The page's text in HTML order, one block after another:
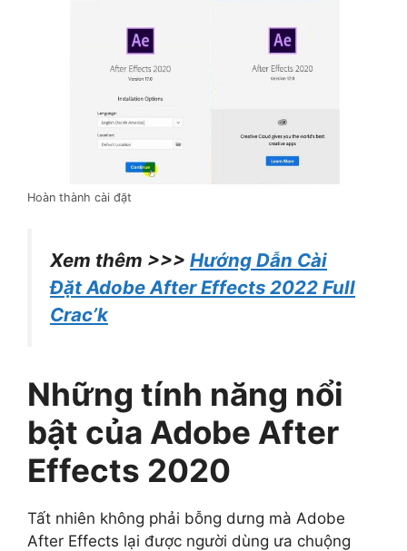
Hoàn thành cài đặt
Xem thêm >>> Hướng Dẫn Cài
Đặt Adobe After Effects 2022 Full
Crac’k
Những tính năng nổi
bật của Adobe After
Effects 2020
Tất nhiên không phải bỗng dưng mà Adobe
After Effects lại được người dùng ưa chuộng